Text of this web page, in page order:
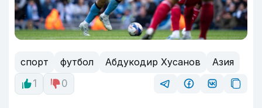
спорт футбол Абдукодир Хусанов
Азия
1
0